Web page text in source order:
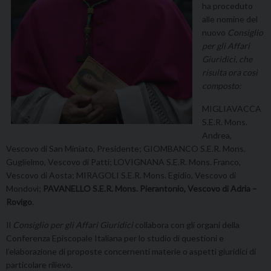
ha proceduto
alle nomine del
nuovo Consiglio
per gli Affari
Giuridici, che
risulta ora così
composto:
MIGLIAVACCA
S.E.R. Mons.
Andrea,
Vescovo di San Miniato, Presidente; GIOMBANCO S.E.R. Mons.
Guglielmo, Vescovo di Patti; LOVIGNANA S.E.R. Mons. Franco,
Vescovo di Aosta; MIRAGOLI S.E.R. Mons. Egidio, Vescovo di
Mondovì; PAVANELLO S.E.R. Mons. Pierantonio, Vescovo di Adria –
Rovigo
Il Consiglio per gli Affari Giuridicicollabora con gli organi della
Conferenza Episcopale Italiana per lo studio di questioni e
l’elaborazione di proposte concernenti materie o aspetti giuridici di
particolare rilievo.